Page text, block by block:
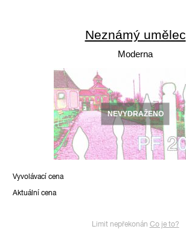
Neznámý umělec
Moderna
NEVYDRAŽENO
Vyvolávací cena
Aktuální cena
Limit nepřekonán Co je to?